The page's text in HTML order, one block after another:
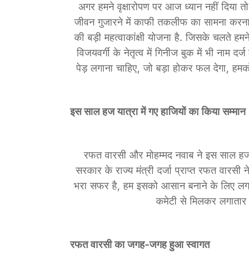
अगर हमने वृक्षारोपण पर आज ध्यान नहीं
जीवन गुजारने में काफी तकलीफ का सामना
की बड़ी महत्वाकांक्षी योजना है. जिसके चलते
विजयवर्गी के नेतृत्व में गिनीज बुक में भी नाम
पेड़ लगाना चाहिए, जो बड़ा होकर फल देगा,
इस साल हज यात्रा में गए हाजियों का किया सम्मान
रफत वारसी और मोहम्मद नवाब ने इस साल
सरकार के राज्य मंत्री दर्जा प्राप्त रफत
भरा सफर है, हम इसको आसान बनाने के लिए
कमेटी से मिलकर
रफत वारसी का जगह-जगह हुआ स्वागत